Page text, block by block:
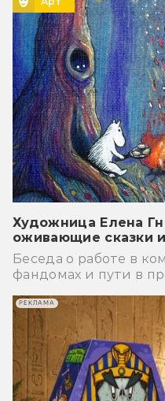
Художница Елена
оживающие сказки
Беседа о работе в
фандомах и пути в
РЕКЛАМА